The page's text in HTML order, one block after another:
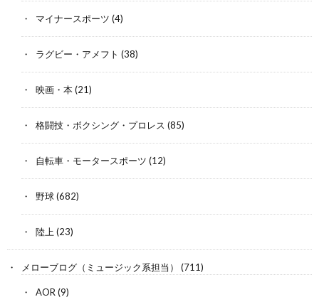
マイナースポーツ (4)
ラグビー・アメフト (38)
映画・本(21)
格闘技・ボクシング・プロレス (85)
自転車・モータースポーツ (12)
野球(682)
陸上 (23)
メローブログ（ミュージック系担当） (711)
AOR (9)